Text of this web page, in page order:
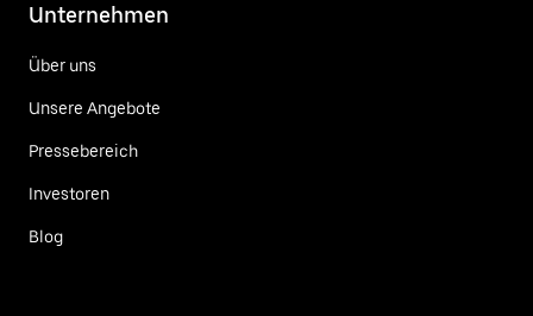
Unternehmen
Über uns
Unsere Angebote
Pressebereich
Investoren
Blog